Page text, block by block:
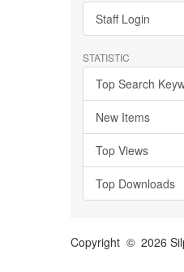
Staff Login
STATISTIC
Top Search
New Items
Top Views
Top Downloads
Copyright © 2026